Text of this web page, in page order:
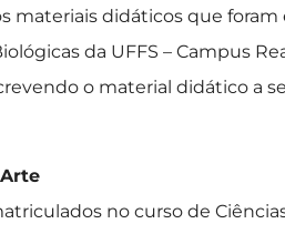
materiais didáticos que
da UFFS – Campus
o material didático a
no curso de